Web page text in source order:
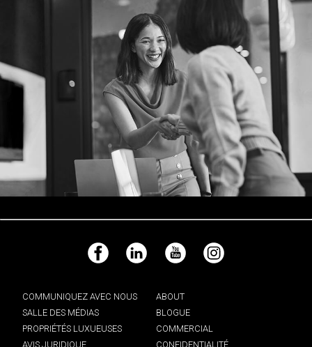
Facebook LinkedIn YouTube Instagram
COMMUNIQUEZ AVEC NOUS
ABOUT
SALLE DES MÉDIAS
BLOGUE
PROPRIÉTÉS LUXUEUSES
COMMERCIAL
AVIS JURIDIQUE
CONFIDENTIALITÉ